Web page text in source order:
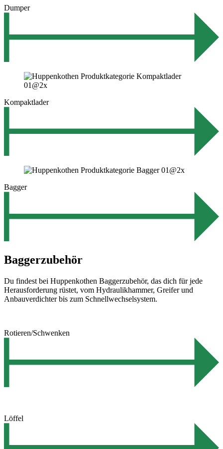
Dumper
Kompaktlader
Bagger
Baggerzubehör
Du findest bei Huppenkothen Baggerzubehör, das dich für jede
Herausforderung rüstet, vom Hydraulikhammer, Greifer und
Anbauverdichter bis zum Schnellwechselsystem.
Rotieren/Schwenken
Löffel